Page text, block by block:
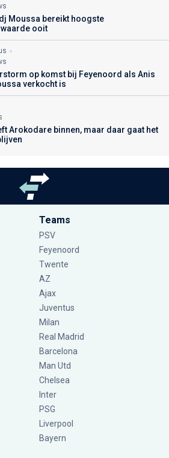
Moussa bereikt hoogste
ooit
op komst bij Feyenoord als Anis
verkocht is
Arokodare binnen, maar daar gaat het
Teams
PSV
Feyenoord
Twente
AZ
Ajax
Juventus
Milan
Real Madrid
Barcelona
Man Utd
Chelsea
Inter
PSG
Liverpool
Bayern